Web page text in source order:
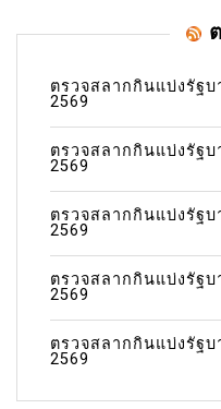
ตรวจสลากกินแบ่งรัฐ
2569
ตรวจสลากกินแบ่งรัฐ
2569
ตรวจสลากกินแบ่งรัฐ
2569
ตรวจสลากกินแบ่งรัฐ
2569
ตรวจสลากกินแบ่งรัฐ
2569